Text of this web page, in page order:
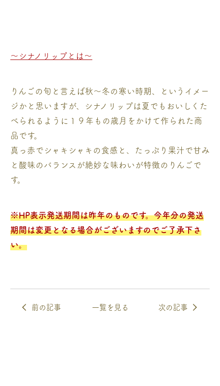
～シナノリップとは～
りんごの旬と言えば秋～冬の寒い時期、というイメー
ジかと思いますが、シナノリップは夏でもおいしくた
べられるように１９年もの歳月をかけて作られた商
品です。
真っ赤でシャキシャキの食感と、たっぷり果汁で甘み
と酸味のバランスが絶妙な味わいが特徴のりんごで
す。
※HP表示発送期間は昨年のものです。今年分の発送
期間は変更となる場合がございますのでご了承下さ
い。
前の記事 一覧を見る 次の記事